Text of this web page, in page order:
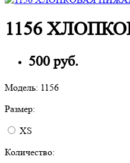
1156
500 руб.
Модель: 1156
Размер:
XS
Количество: